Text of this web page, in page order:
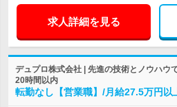
求人詳細を見る
デュプロ株式会社 | 先進の技術とノウハウ
20時間以内
転勤なし【営業職】/月給27.5万円以